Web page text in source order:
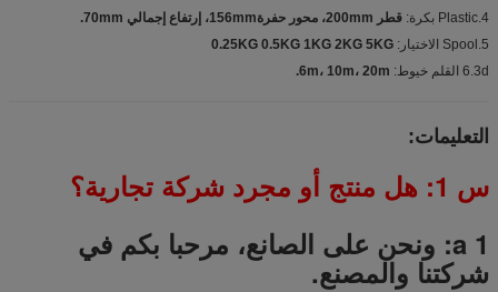
4.Plastic بكرة:
قطر 200mm، محور حفرة156mm، إرتفاع إجمالي 70mm.
5.Spool الاختيار:
0.25KG 0.5KG 1KG 2KG 5KG
6.3d القلم خيوط:
6m، 10m، 20m.
التعليمات:
س 1: هل منتج أو مجرد شركة تجارية؟
a 1: ونحن على الصانع، مرحبا بكم في
شركتنا والمصنع.